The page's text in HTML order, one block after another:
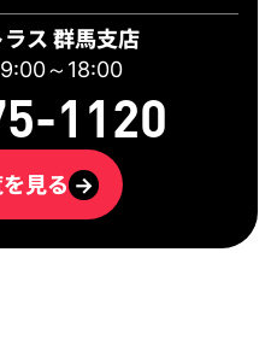
ス 群馬支店
～18:00
1120
見る →